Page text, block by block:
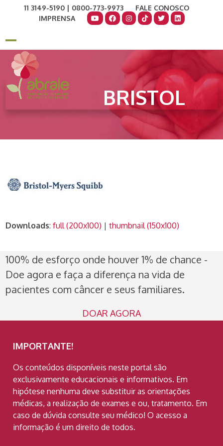
11 3149-5190 | 0800-773-9973
FALE CONOSCO
IMPRENSA
Open
mobile
menu
Close
mobile
menu
BRISTOL
Downloads:full (200x100) |thumbnail (150x100)
100% de esforço onde houver 1% de chance -
Doe agora e faça a diferença na vida de
pacientes com câncer e seus familiares.
DOAR AGORA
IMPORTANTE!
Os conteúdos disponíveis neste portal são
exclusivamente educacionais e informativos. Em
hipótese nenhuma deve substituir as orientações
médicas, a realização de exames e ou, tratamento. Em
caso de dúvida consulte seu médico! O acesso a
informação é um direito de todos.